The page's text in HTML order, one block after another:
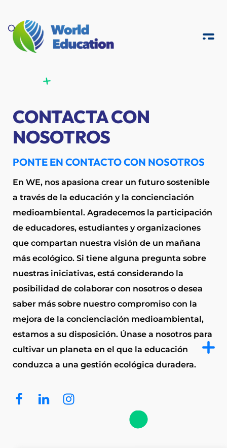
CONTACTA CON
NOSOTROS
PONTE EN CONTACTO CON NOSOTROS
En WE, nos apasiona crear un futuro sostenible
a través de la educación y la concienciación
medioambiental. Agradecemos la participación
de educadores, estudiantes y organizaciones
que compartan nuestra visión de un mañana
más ecológico. Si tiene alguna pregunta sobre
nuestras iniciativas, está considerando la
posibilidad de colaborar con nosotros o desea
saber más sobre nuestro compromiso con la
mejora de la concienciación medioambiental,
estamos a su disposición. Únase a nosotros para
cultivar un planeta en el que la educación
conduzca a una gestión ecológica duradera.